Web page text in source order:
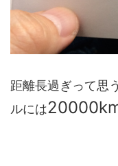
距離長過ぎって思
ルには